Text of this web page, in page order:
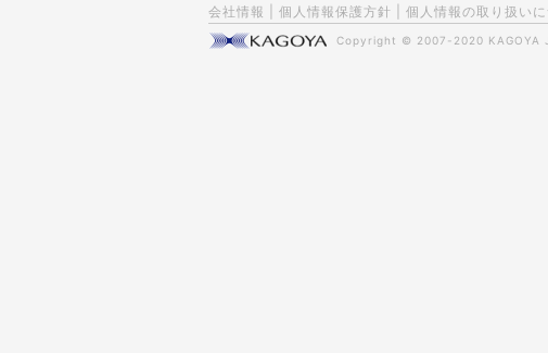
会社情報 個人情報保護方針 個人情報の取り扱い
Copyright © 2007-2020 KAGOYA